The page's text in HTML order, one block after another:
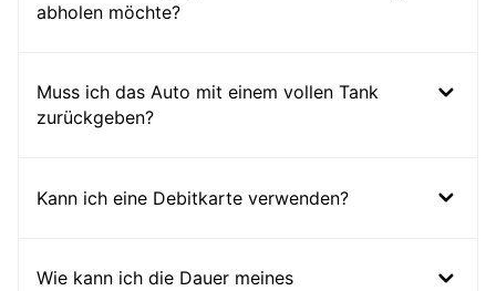
abholen möchte?
Muss ich das Auto mit einem vollen Tank
zurückgeben?
Kann ich eine Debitkarte verwenden?
Wie kann ich die Dauer meines